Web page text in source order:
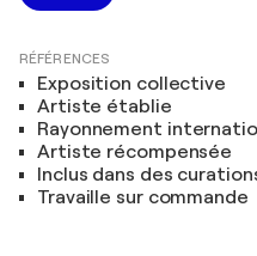
RÉFÉRENCES
Exposition collective
Artiste établie
Rayonnement
Artiste récompensée
Inclus dans des
Travaille sur commande